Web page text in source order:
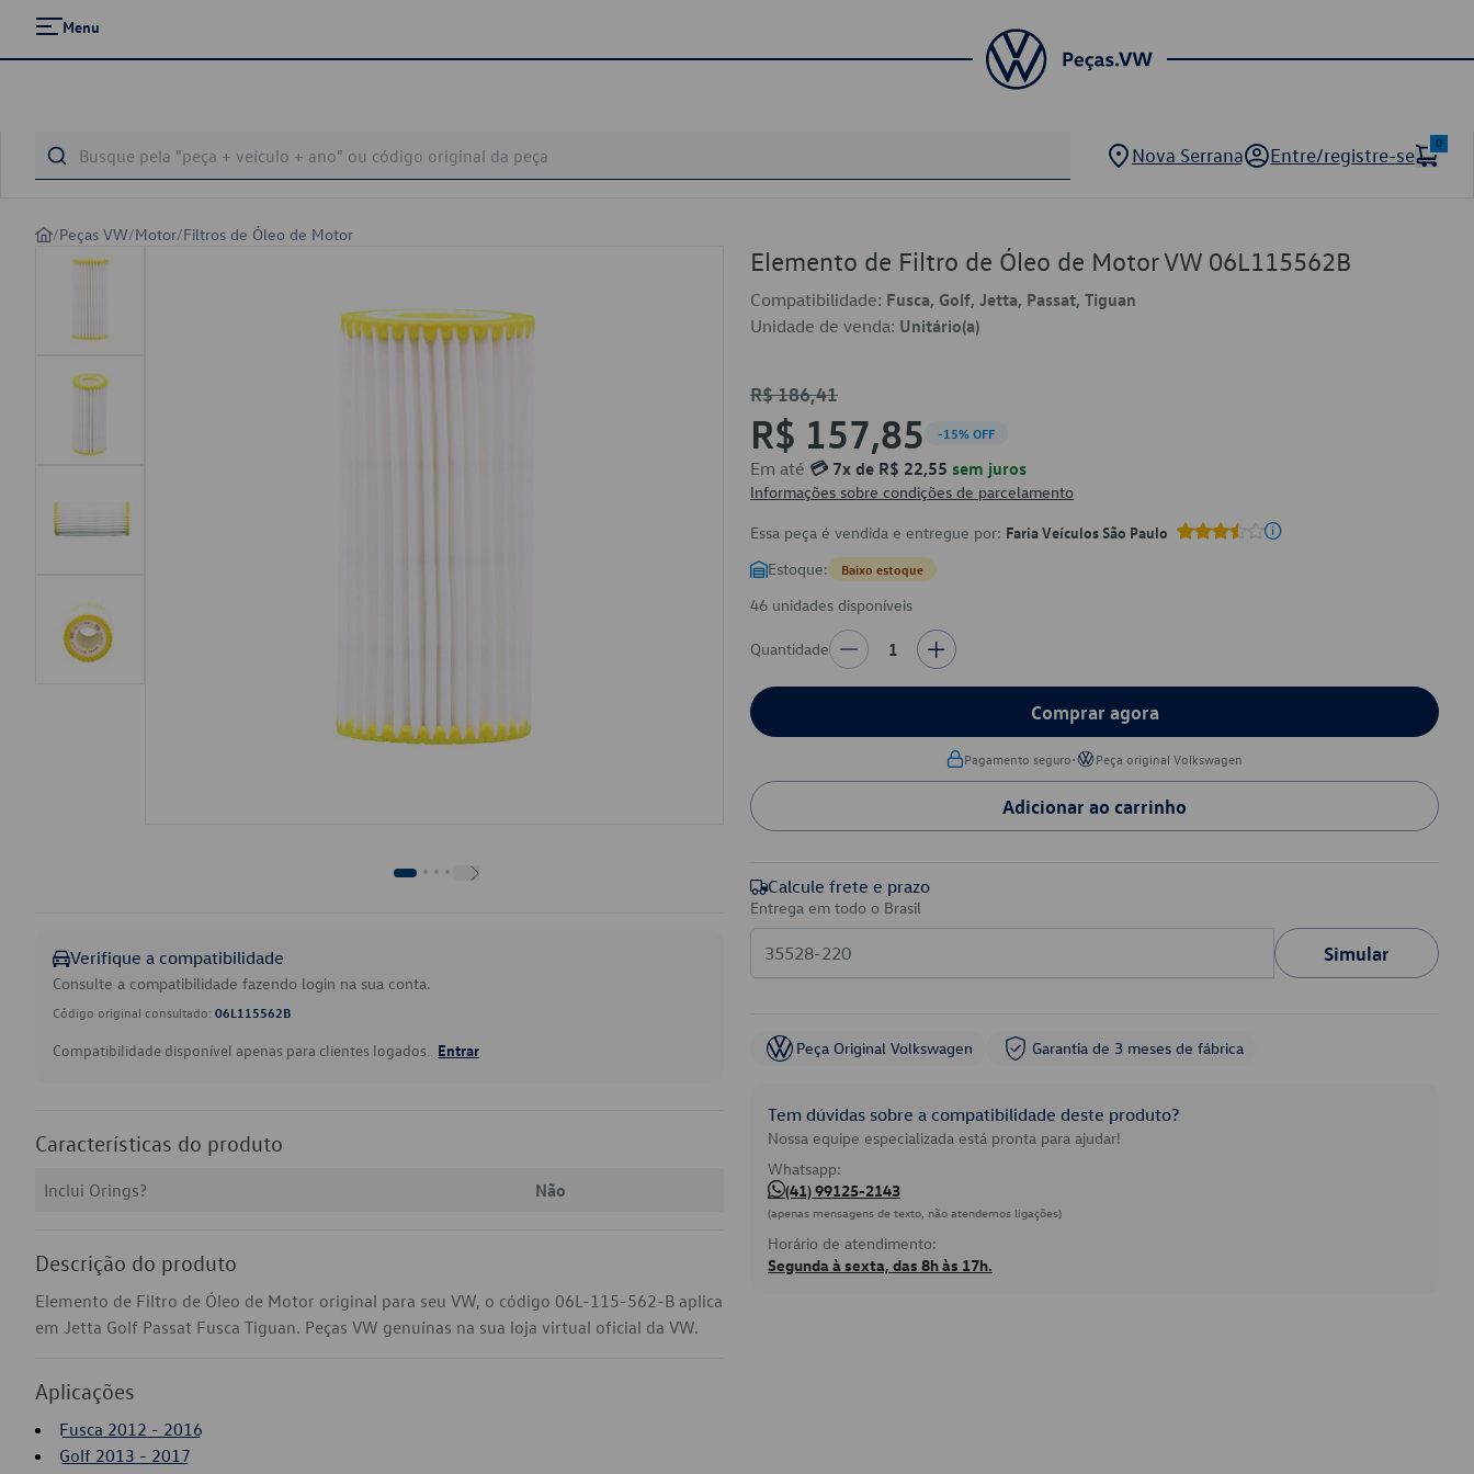
Menu
Nova Serrana Entre/registre-se
0
/Peças VW/Motor/Filtros de Óleo de Motor
Verifique a compatibilidade
Consulte a compatibilidade fazendo login na sua conta.
Código original consultado: 06L115562B
Compatibilidade disponível apenas para clientes logados. Entrar
Características do produto
Inclui Orings? Não
Descrição do produto
Elemento de Filtro de Óleo de Motor original para seu VW, o código 06L-115-562-B aplica
em Jetta Golf Passat Fusca Tiguan. Peças VW genuínas na sua loja virtual oficial da VW.
Aplicações
Fusca 2012 - 2016
Golf 2013 - 2017
Elemento de Filtro de Óleo de Motor VW 06L115562B
Compatibilidade: Fusca, Golf, Jetta, Passat, Tiguan
Unidade de venda: Unitário(a)
R$ 186,41
R$ 157,85 -15% OFF
Em até 💳 7x de R$ 22,55 sem juros
Informações sobre condições de parcelamento
Essa peça é vendida e entregue por: Faria Veículos São Paulo
Estoque: Baixo estoque
46 unidades disponíveis
Quantidade 1
Comprar agora
Pagamento seguro• Peça original Volkswagen
Adicionar ao carrinho
Calcule frete e prazo
Entrega em todo o Brasil
Simular
Peça Original Volkswagen Garantia de 3 meses de fábrica
Tem dúvidas sobre a compatibilidade deste produto?
Nossa equipe especializada está pronta para ajudar!
Whatsapp:
(41) 99125-2143
(apenas mensagens de texto, não atendemos ligações)
Horário de atendimento:
Segunda à sexta, das 8h às 17h.